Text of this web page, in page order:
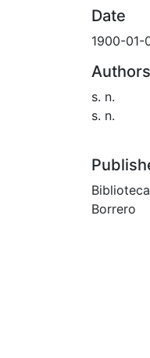
Date
1900-01-
Authors
s. n.
s. n.
Borrero